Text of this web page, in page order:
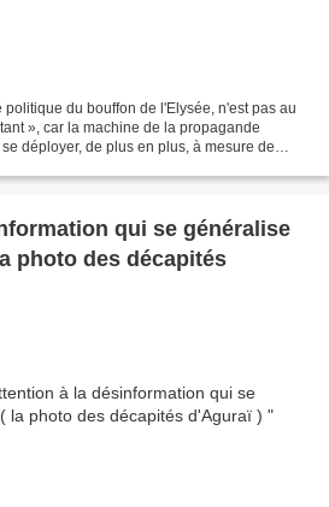
du bouffon de l'Elysée, n'est pas au
», car la machine de la propagande
déployer, de plus en plus, à mesure de
qui se généralise
photo des décapités